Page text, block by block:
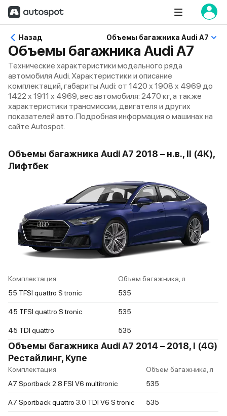
Назад Объемы багажника Audi A7
Объемы багажника Audi A7
Технические характеристики модельного ряда
автомобиля Audi. Характеристики и описание
комплектаций, габариты Audi: от 1420 x 1908 x 4969 до
1422 x 1911 x 4969, вес автомобиля: 2470 кг, а также
характеристики трансмиссии, двигателя и других
показателей авто. Подробная информация о машинах на
сайте Autospot.
Объемы багажника Audi A7 2018 – н.в., II (4K),
Лифтбек
Комплектация
Объем багажника, л
55 TFSI quattro S tronic
535
45 TFSI quattro S tronic 535
45 TDI quattro 535
Объемы багажника Audi A7 2014 – 2018, I (4G)
Рестайлинг, Купе
Комплектация
Объем багажника, л
A7 Sportback 2.8 FSI V6 multitronic
535
A7 Sportback quattro 3.0 TDI V6 S tronic 535